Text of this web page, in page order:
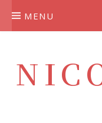
MENU